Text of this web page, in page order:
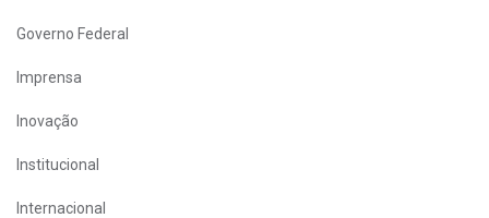
Governo Federal
Imprensa
Inovação
Institucional
Internacional